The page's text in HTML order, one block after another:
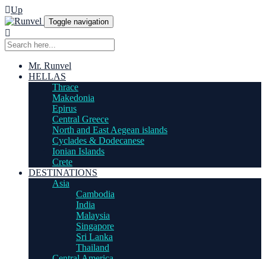
Up
Toggle navigation
Mr. Runvel
HELLAS
Thrace
Makedonia
Epirus
Central Greece
North and East Aegean islands
Cyclades & Dodecanese
Ionian Islands
Crete
DESTINATIONS
Asia
Cambodia
India
Malaysia
Singapore
Sri Lanka
Thailand